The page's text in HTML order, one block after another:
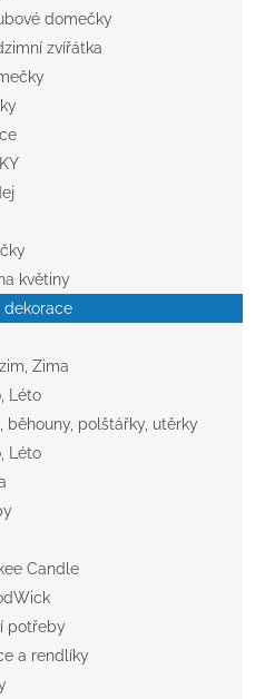
domečky
zvířátka
květiny
dekorace
Zima
Léto
běhouny, polštářky, utěrky
Léto
Candle
potřeby
a rendlíky